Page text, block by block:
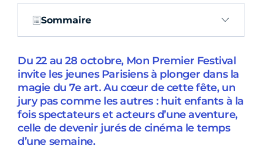
Sommaire
Du 22 au 28 octobre, Mon Premier Festival
invite les jeunes Parisiens à plonger dans la
magie du 7e art. Au cœur de cette fête, un
jury pas comme les autres : huit enfants à la
fois spectateurs et acteurs d’une aventure,
celle de devenir jurés de cinéma le temps
d’une semaine.